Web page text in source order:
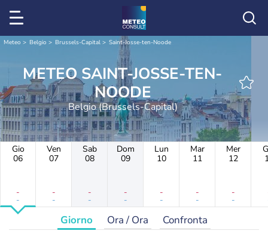
Meteo Belgio Brussels-Capital Saint-Josse-ten-Noode
METEO SAINT-JOSSE-TEN-
NOODE
Belgio (Brussels-Capital)
Gio
06
-
-
Ven
07
-
-
Sab
08
-
-
Dom
09
-
-
Lun
10
-
-
Mar
11
-
-
Mer
12
-
-
Giorno Ora / Ora Confronta